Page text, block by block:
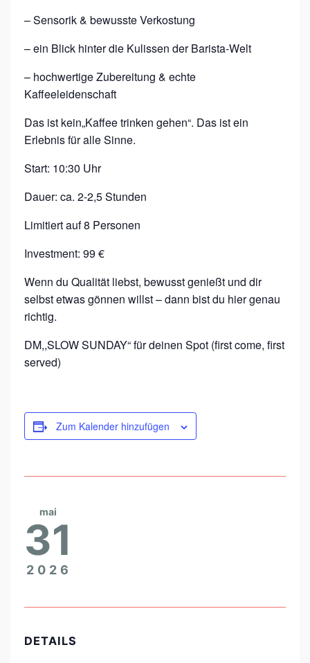
E
R
E
C
E
– Sensorik & bewusste Verkostung
– ein Blick hinter die Kulissen der Barista-Welt
– hochwertige Zubereitung & echte
Kaffeeleidenschaft
Das ist kein„Kaffee trinken gehen“. Das ist ein
Erlebnis für alle Sinne.
Start: 10:30 Uhr
Dauer: ca. 2-2,5 Stunden
Limitiert auf 8 Personen
Investment: 99 €
Wenn du Qualität liebst, bewusst genießt und dir
selbst etwas gönnen willst – dann bist du hier genau
richtig.
DM,,SLOW SUNDAY“ für deinen Spot (first come, first
served)
Zum Kalender hinzufügen
mai
31
2026
DETAILS